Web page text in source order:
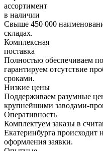
ассортимент
в наличии
Свыше 450 000
складах.
Комплексная
поставка
Полностью обеспечиваем
гарантируем отсутствие
сроками.
Низкие цены
Поддерживаем разумные
крупнейшими заводами-
Оперативность
Комплектуем заказы в
Екатеринбурга происходит
оформления заявки.